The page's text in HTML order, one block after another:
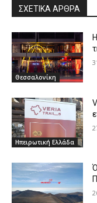
ΣΧΕΤΙΚΑ ΑΡΘΡΑ
Θεσσαλονίκη
Ηπειρωτική Ελλάδα